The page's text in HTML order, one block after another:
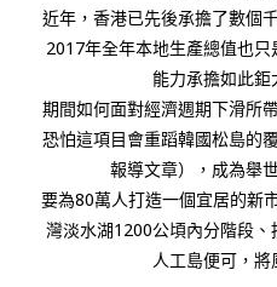
近年，香港已先後承擔了數個
2017年全年本地生產總值也
能力承擔如此鉅
期間如何面對經濟週期下滑所
恐怕這項目會重蹈韓國松島的
報導文章），成為舉
要為80萬人打造一個宜居的新
灣淡水湖1200公頃內分階段
人工島便可，將